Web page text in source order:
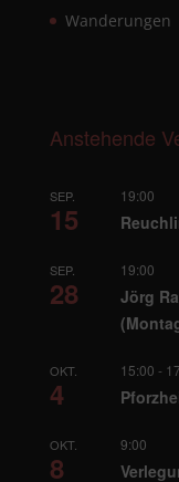
Wanderungen
Anstehende
SEP.
15
19:00
SEP.
28
19:00
Jörg
OKT.
4
15:00 -
OKT.
8
9:00